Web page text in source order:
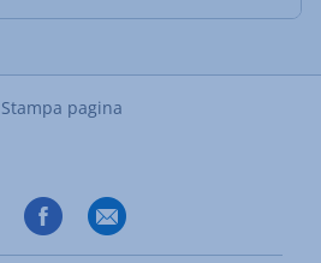
Stampa pagina